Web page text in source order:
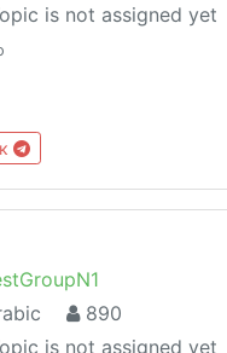
is not assigned yet
890
is not assigned yet